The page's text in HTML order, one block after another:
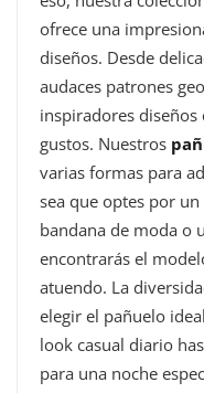
ofrece una
diseños. Desde
audaces patrones
inspiradores
gustos. Nuestros
varias formas para
sea que optes por
bandana de moda o
encontrarás el
atuendo. La
elegir el pañuelo
look casual diario
para una noche